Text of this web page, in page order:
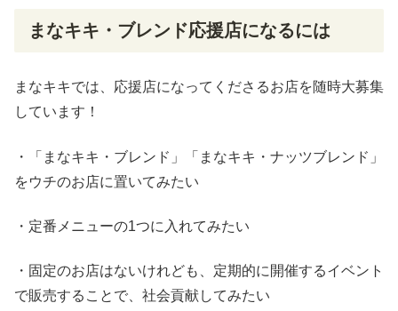
まなキキ・ブレンド応援店になるには
まなキキでは、応援店になってくださるお店を随時大募集
しています！
・「まなキキ・ブレンド」「まなキキ・ナッツブレンド」
をウチのお店に置いてみたい
・定番メニューの1つに入れてみたい
・固定のお店はないけれども、定期的に開催するイベント
で販売することで、社会貢献してみたい